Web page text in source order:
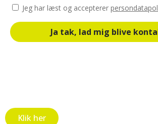
Jeg har læst og accepterer
Ja tak, lad mig blive
Klik her